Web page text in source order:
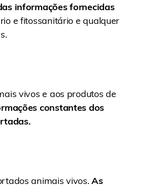
informações fornecidas
e fitossanitário e qualquer
vivos e aos produtos de
constantes dos
animais vivos.As